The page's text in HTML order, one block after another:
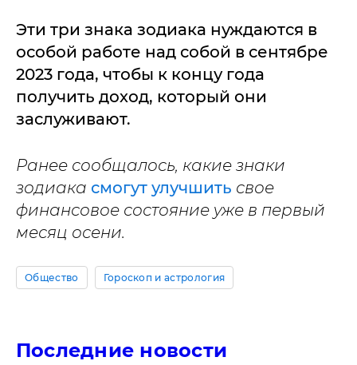
Эти три знака зодиака нуждаются в
особой работе над собой в сентябре
2023 года, чтобы к концу года
получить доход, который они
заслуживают.
Ранее сообщалось, какие знаки
зодиака смогут улучшить свое
финансовое состояние уже в первый
месяц осени.
Общество Гороскоп и астрология
Последние новости